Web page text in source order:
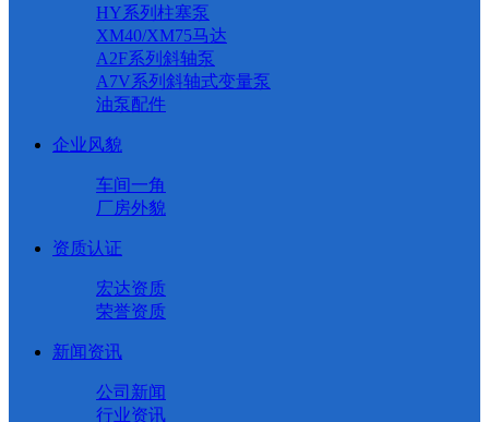
HY系列柱塞泵
XM40/XM75马达
A2F系列斜轴泵
A7V系列斜轴式变量泵
油泵配件
企业风貌
车间一角
厂房外貌
资质认证
宏达资质
荣誉资质
新闻资讯
公司新闻
行业资讯